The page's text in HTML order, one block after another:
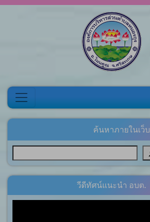
ค้นหาภายในเว็บ
วีดีทัศน์แนะนำ อบต.